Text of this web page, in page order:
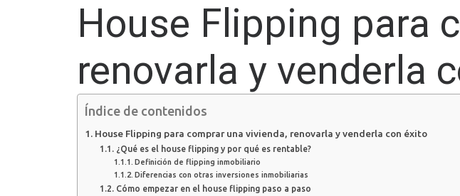
House Flipping para
renovarla y venderla
Índice de contenidos
House Flipping para comprar una vivienda, renovarla y venderla con éxito
¿Qué es el house flipping y por qué es rentable?
Definición de flipping inmobiliario
Diferencias con otras inversiones inmobiliarias
Cómo empezar en el house flipping paso a paso